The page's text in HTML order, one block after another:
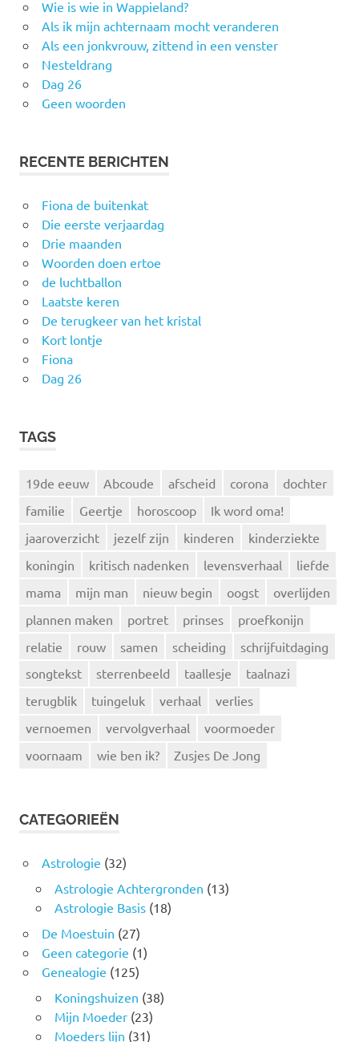
Wie is wie in Wappieland?
Als ik mijn achternaam mocht veranderen
Als een jonkvrouw, zittend in een venster
Nesteldrang
Dag 26
Geen woorden
RECENTE BERICHTEN
Fiona de buitenkat
Die eerste verjaardag
Drie maanden
Woorden doen ertoe
de luchtballon
Laatste keren
De terugkeer van het kristal
Kort lontje
Fiona
Dag 26
TAGS
19de eeuw Abcoude afscheid corona
dochter
familie
Geertje horoscoop
Ik word oma!
jaaroverzicht
jezelf zijn kinderen
kinderziekte
koningin
kritisch nadenken levensverhaal
liefde
mama
mijn man nieuw begin oogst
overlijden
plannen maken
portret prinses
proefkonijn
relatie
rouw samen scheiding
schrijfuitdaging
songtekst
sterrenbeeld taallesje
taalnazi
terugblik
tuingeluk verhaal
verlies
vernoemen
vervolgverhaal
voormoeder
voornaam
wie ben ik? Zusjes De Jong
CATEGORIEËN
Astrologie (32)
Astrologie Achtergronden (13)
Astrologie Basis(18)
De Moestuin (27)
Geen categorie (1)
Genealogie (125)
Koningshuizen (38)
Mijn Moeder(23)
Moeders lijn (31)